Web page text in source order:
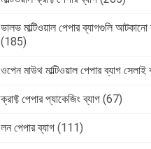
ভালভ মাল্টিওয়াল পেপার ব্যাগগুলি আটকানো
(185)
ওপেন মাউথ মাল্টিওয়াল পেপার ব্যাগ
ক্রাফ্ট পেপার প্যাকেজিং ব্যাগ (67)
লন পেপার ব্যাগ (111)